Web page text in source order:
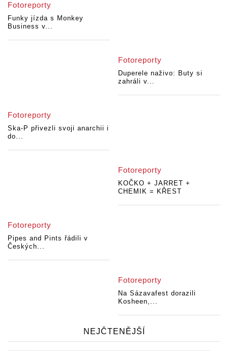
Fotoreporty
Funky jízda s Monkey
Business v...
Fotoreporty
Duperele naživo: Buty si
zahráli v...
Fotoreporty
Ska-P přivezli svoji anarchii i
do...
Fotoreporty
KOČKO + JARRET +
CHEMIK = KŘEST
Fotoreporty
Pipes and Pints řádili v
Českých...
Fotoreporty
Na Sázavafest dorazili
Kosheen,...
NEJČTENĚJŠÍ